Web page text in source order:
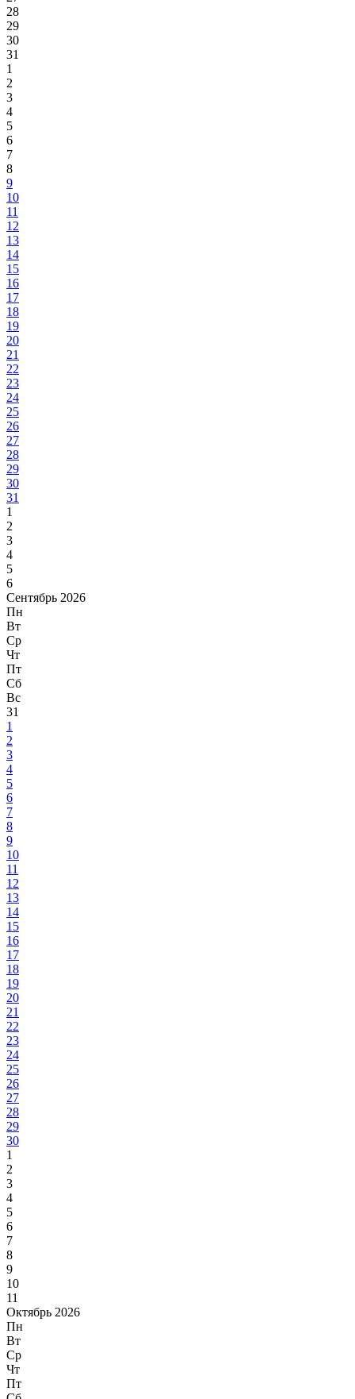
28
29
30
31
1
2
3
4
5
6
7
8
9
10
11
12
13
14
15
16
17
18
19
20
21
22
23
24
25
26
27
28
29
30
31
1
2
3
4
5
6
Сентябрь 2026
Пн
Вт
Ср
Чт
Пт
Сб
Вс
31
1
2
3
4
5
6
7
8
9
10
11
12
13
14
15
16
17
18
19
20
21
22
23
24
25
26
27
28
29
30
1
2
3
4
5
6
7
8
9
10
11
Октябрь 2026
Пн
Вт
Ср
Чт
Пт